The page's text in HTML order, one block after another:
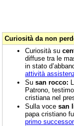
Curiosità da non
Curiosità su
diffuse tra le
in stato
attività
Su san rocco:
Patrono,
cristiana nel
Sulla voce san
papa cristiano
primo